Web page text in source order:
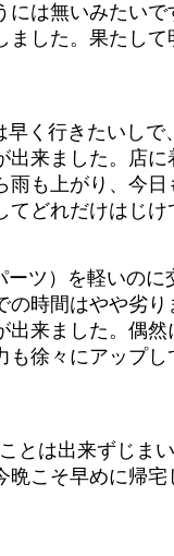
は無いみたいで
ました。果たし
く行きたいしで
来ました。店に
も上がり、今日
どれだけはじけ
ツ）を軽いのに
時間はやや劣
来ました。偶
徐々にアップ
とは出来ずじま
こそ早めに帰